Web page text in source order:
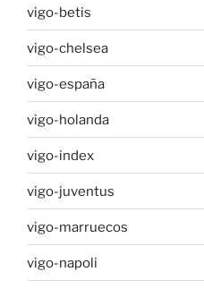
vigo-betis
vigo-chelsea
vigo-españa
vigo-holanda
vigo-index
vigo-juventus
vigo-marruecos
vigo-napoli